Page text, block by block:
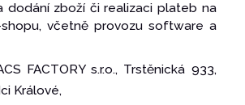
dodání zboží či realizaci plateb na
včetně provozu software a
FACTORY s.r.o., Trstěnická 933,
Králové,